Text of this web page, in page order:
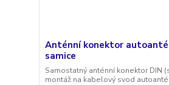
Anténní konektor
samice
Samostatný anténní konektor DIN
montáž na kabelový svod